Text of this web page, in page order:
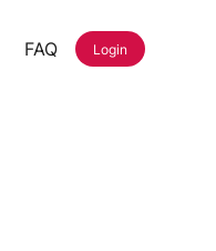
FAQ Login